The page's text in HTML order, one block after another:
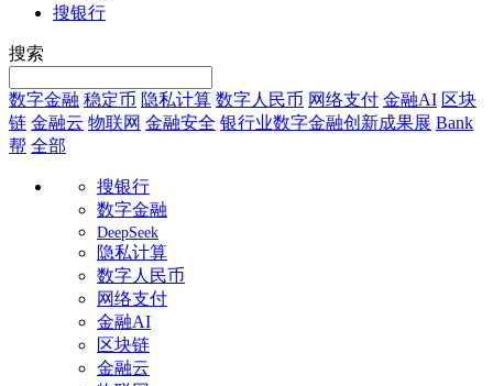
搜银行
搜索
数字金融 稳定币 隐私计算 数字人民币 网络支付 金融AI 区块
链 金融云 物联网 金融安全 银行业数字金融创新成果展 Bank
帮 全部
搜银行
数字金融
DeepSeek
隐私计算
数字人民币
网络支付
金融AI
区块链
金融云